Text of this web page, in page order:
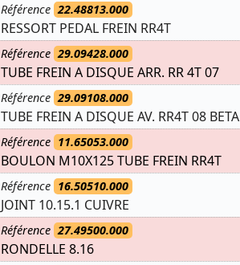
Référence 22.48813.000
RESSORT PEDAL FREIN RR4T
Référence 29.09428.000
TUBE FREIN A DISQUE ARR. RR 4T 07
Référence 29.09108.000
TUBE FREIN A DISQUE AV. RR4T 08 BETA
Référence 11.65053.000
BOULON M10X125 TUBE FREIN RR4T
Référence 16.50510.000
JOINT 10.15.1 CUIVRE
Référence 27.49500.000
RONDELLE 8.16